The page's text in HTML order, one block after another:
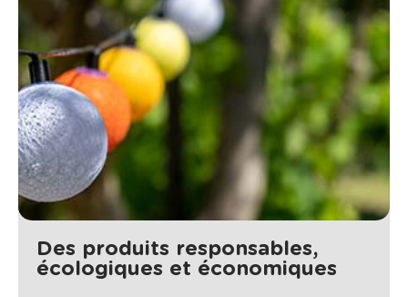
Des produits responsables,
écologiques et économiques